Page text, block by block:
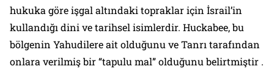
hukuka göre işgal altındaki topraklar için İsrail’in
kullandığı dini ve tarihsel isimlerdir. Huckabee, bu
bölgenin Yahudilere ait olduğunu ve Tanrı tarafından
onlara verilmiş bir “tapulu mal” olduğunu belirtmiştir .